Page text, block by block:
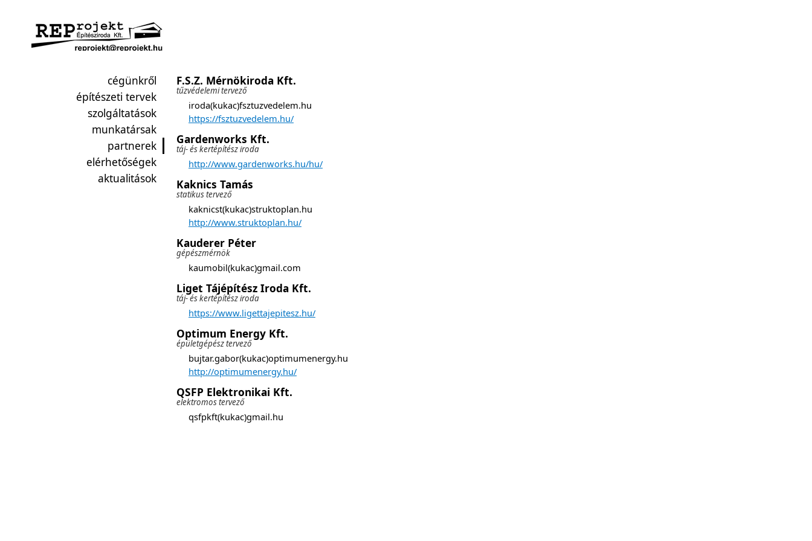
cégünkről
építészeti tervek
szolgáltatások
munkatársak
partnerek
elérhetőségek
aktualitások
F.S.Z. Mérnökiroda Kft.
tűzvédelemi tervező
iroda(kukac)fsztuzvedelem.hu
https://fsztuzvedelem.hu/
Gardenworks Kft.
táj- és kertépítész iroda
http://www.gardenworks.hu/hu/
Kaknics Tamás
statikus tervező
kaknicst(kukac)struktoplan.hu
http://www.struktoplan.hu/
Kauderer Péter
gépészmérnök
kaumobil(kukac)gmail.com
Liget Tájépítész Iroda Kft.
táj- és kertépítész iroda
https://www.ligettajepitesz.hu/
Optimum Energy Kft.
épületgépész tervező
bujtar.gabor(kukac)optimumenergy.hu
http://optimumenergy.hu/
QSFP Elektronikai Kft.
elektromos tervező
qsfpkft(kukac)gmail.hu